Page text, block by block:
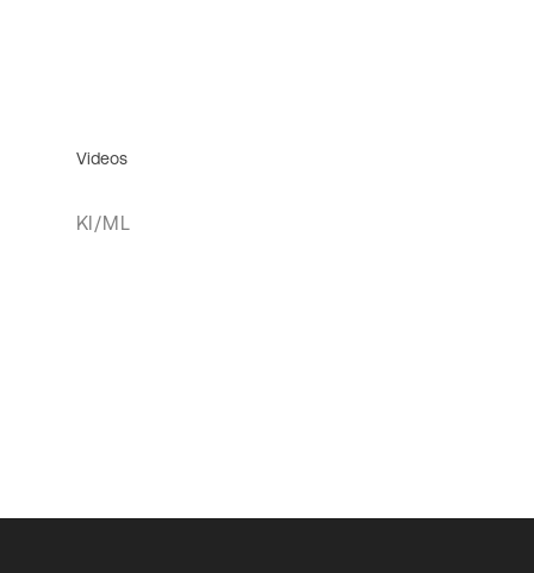
Videos
KI/ML